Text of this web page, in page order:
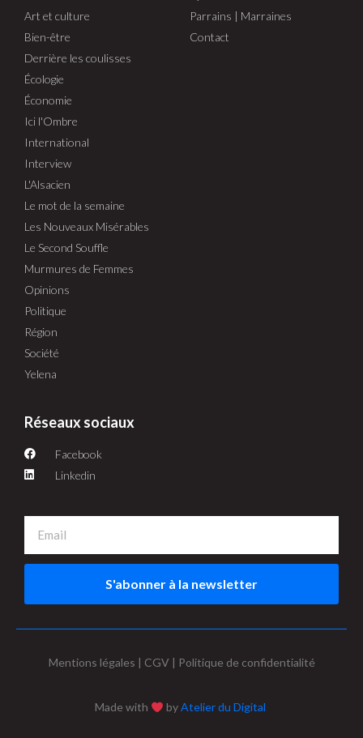
Art et culture
Bien-être
Derrière les coulisses
Écologie
Économie
Ici l'Ombre
International
Interview
L'Alsacien
Le mot de la semaine
Les Nouveaux Misérables
Le Second Souffle
Murmures de Femmes
Opinions
Politique
Région
Société
Yelena
Parrains | Marraines
Contact
Réseaux sociaux
Facebook
Linkedin
S'abonner à la newsletter
Made with byAtelier du Digital
Mentions légales | CGV | Politique de confidentialité